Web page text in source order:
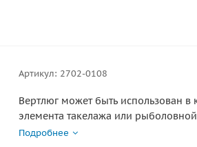
Артикул: 2702-0108
Вертлюг может быть использован в
элемента такелажа или
нагрузка до 1350 кг. *Продаётся
Подробнее